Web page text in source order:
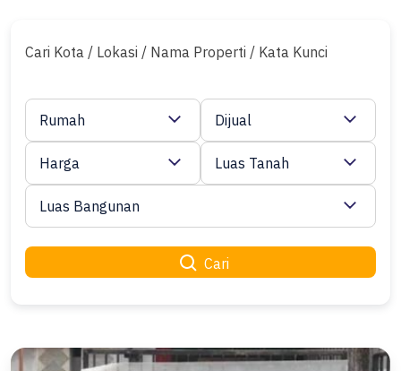
Cari Kota / Lokasi / Nama Properti / Kata Kunci
Cari
Rumah Dijual
Harga Luas Tanah
Luas Bangunan